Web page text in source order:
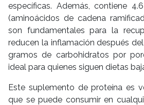
específicas. Además, contiene
(aminoácidos de cadena
son fundamentales para la
reducen la inflamación después
gramos de carbohidratos por
ideal para quienes siguen dietas
Este suplemento de proteína es
que se puede consumir en